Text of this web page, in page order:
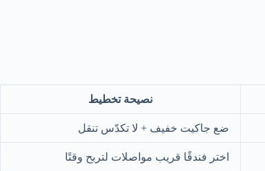
نصيحة تخطيط
ضع جاكيت خفيف + لا تكدّس تنقل
اختر فندقًا قريب مواصلات لتربح وقتًا